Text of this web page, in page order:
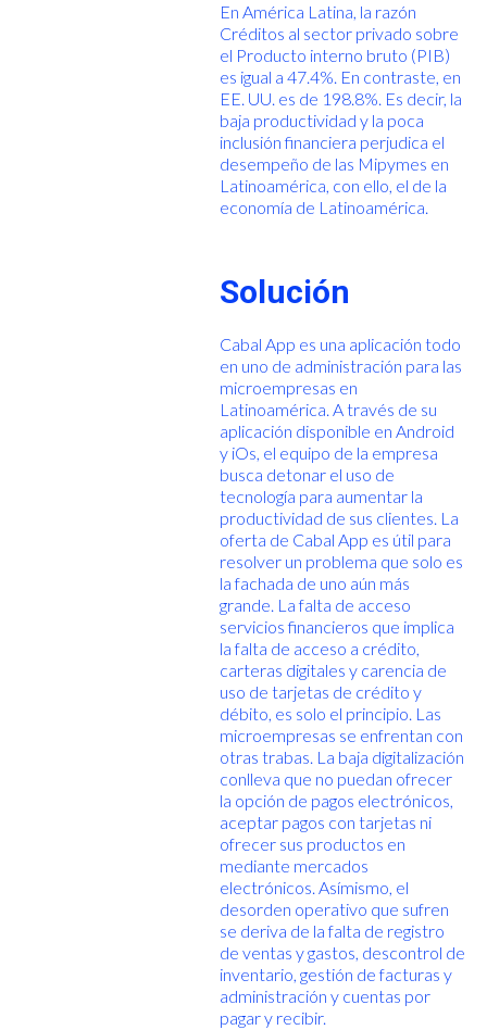
En América Latina, la razón
Créditos al sector privado sobre
el Producto interno bruto (PIB)
es igual a 47.4%. En contraste, en
EE. UU. es de 198.8%. Es decir, la
baja productividad y la poca
inclusión financiera perjudica el
desempeño de las Mipymes en
Latinoamérica, con ello, el de la
economía de Latinoamérica.
Solución
Cabal App es una aplicación todo
en uno de administración para las
microempresas en
Latinoamérica. A través de su
aplicación disponible en Android
y iOs, el equipo de la empresa
busca detonar el uso de
tecnología para aumentar la
productividad de sus clientes. La
oferta de Cabal App es útil para
resolver un problema que solo es
la fachada de uno aún más
grande. La falta de acceso
servicios financieros que implica
la falta de acceso a crédito,
carteras digitales y carencia de
uso de tarjetas de crédito y
débito, es solo el principio. Las
microempresas se enfrentan con
otras trabas. La baja digitalización
conlleva que no puedan ofrecer
la opción de pagos electrónicos,
aceptar pagos con tarjetas ni
ofrecer sus productos en
mediante mercados
electrónicos. Asímismo, el
desorden operativo que sufren
se deriva de la falta de registro
de ventas y gastos, descontrol de
inventario, gestión de facturas y
administración y cuentas por
pagar y recibir.